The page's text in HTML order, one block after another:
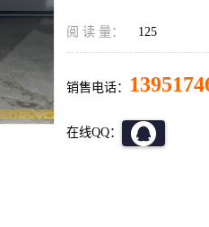
阅 读 量： 125
销售电话：
在线QQ：